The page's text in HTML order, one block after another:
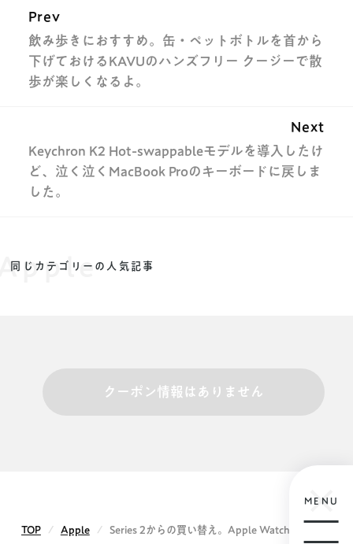
Prev
飲み歩きにおすすめ。缶・ペットボトルを首から
下げておけるKAVUのハンズフリー クージーで散
歩が楽しくなるよ。
Next
Keychron K2 Hot-swappableモデルを導入したけ
ど、泣く泣くMacBook Proのキーボードに戻しま
した。
同じカテゴリーの人気記事
クーポン情報はありません
TOP Apple Series 2からの買い替え。Apple Watch 7がやってき
MENU